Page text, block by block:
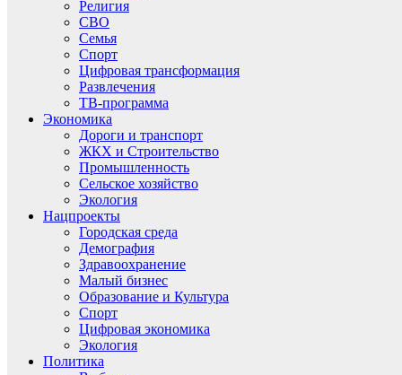
Религия
СВО
Семья
Спорт
Цифровая трансформация
Развлечения
ТВ-программа
Экономика
Дороги и транспорт
ЖКХ и Строительство
Промышленность
Сельское хозяйство
Экология
Нацпроекты
Городская среда
Демография
Здравоохранение
Малый бизнес
Образование и Культура
Спорт
Цифровая экономика
Экология
Политика